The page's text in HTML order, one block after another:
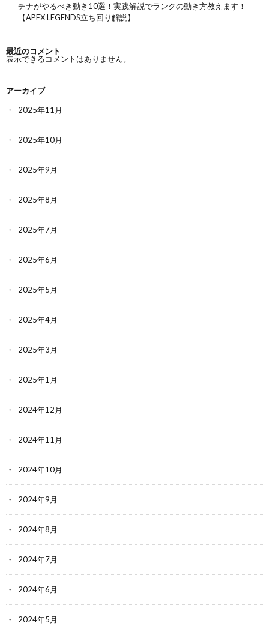
チナがやるべき動き10選！実践解説でランクの動き方教えます！
【APEX LEGENDS立ち回り解説】
最近のコメント
表示できるコメントはありません。
アーカイブ
2025年11月
2025年10月
2025年9月
2025年8月
2025年7月
2025年6月
2025年5月
2025年4月
2025年3月
2025年1月
2024年12月
2024年11月
2024年10月
2024年9月
2024年8月
2024年7月
2024年6月
2024年5月